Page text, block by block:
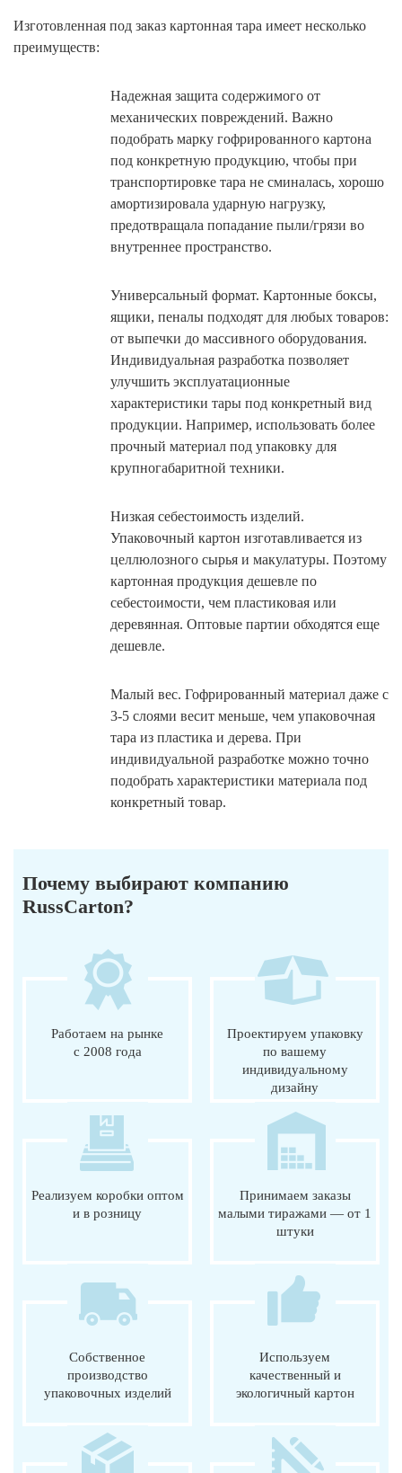
Изготовленная под заказ картонная тара имеет несколько
преимуществ:
Надежная защита содержимого от
механических повреждений. Важно
подобрать марку гофрированного картона
под конкретную продукцию, чтобы при
транспортировке тара не сминалась, хорошо
амортизировала ударную нагрузку,
предотвращала попадание пыли/грязи во
внутреннее пространство.
Универсальный формат. Картонные боксы,
ящики, пеналы подходят для любых товаров:
от выпечки до массивного оборудования.
Индивидуальная разработка позволяет
улучшить эксплуатационные
характеристики тары под конкретный вид
продукции. Например, использовать более
прочный материал под упаковку для
крупногабаритной техники.
Низкая себестоимость изделий.
Упаковочный картон изготавливается из
целлюлозного сырья и макулатуры. Поэтому
картонная продукция дешевле по
себестоимости, чем пластиковая или
деревянная. Оптовые партии обходятся еще
дешевле.
Малый вес. Гофрированный материал даже с
3-5 слоями весит меньше, чем упаковочная
тара из пластика и дерева. При
индивидуальной разработке можно точно
подобрать характеристики материала под
конкретный товар.
Почему выбирают компанию
RussCarton?
Работаем на рынке
с 2008 года
Проектируем упаковку
по вашему
индивидуальному
дизайну
Реализуем коробки оптом
и в розницу
Принимаем заказы
малыми тиражами — от 1
штуки
Собственное
производство
упаковочных изделий
Используем
качественный и
экологичный картон